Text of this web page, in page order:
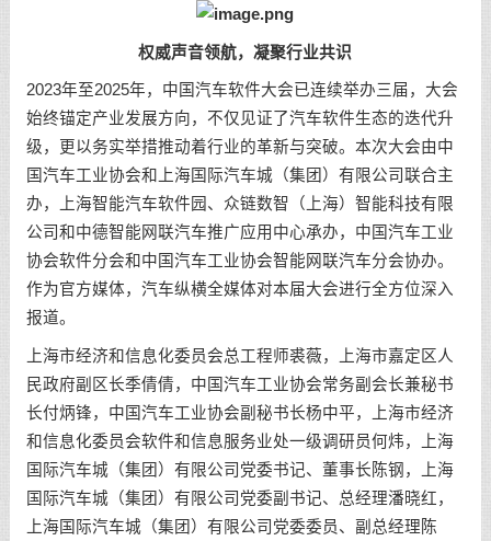
权威声音领航，凝聚行业共识
2023年至2025年，中国汽车软件大会已连续举办三届，大会
始终锚定产业发展方向，不仅见证了汽车软件生态的迭代升
级，更以务实举措推动着行业的革新与突破。本次大会由中
国汽车工业协会和上海国际汽车城（集团）有限公司联合主
办，上海智能汽车软件园、众链数智（上海）智能科技有限
公司和中德智能网联汽车推广应用中心承办，中国汽车工业
协会软件分会和中国汽车工业协会智能网联汽车分会协办。
作为官方媒体，汽车纵横全媒体对本届大会进行全方位深入
报道。
上海市经济和信息化委员会总工程师裘薇，上海市嘉定区人
民政府副区长季倩倩，中国汽车工业协会常务副会长兼秘书
长付炳锋，中国汽车工业协会副秘书长杨中平，上海市经济
和信息化委员会软件和信息服务业处一级调研员何炜，上海
国际汽车城（集团）有限公司党委书记、董事长陈钢，上海
国际汽车城（集团）有限公司党委副书记、总经理潘晓红，
上海国际汽车城（集团）有限公司党委委员、副总经理陈